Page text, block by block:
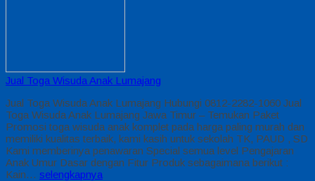
Jual Toga Wisuda Anak Lumajang
Jual Toga Wisuda Anak Lumajang Hubungi 0812-2282-1060 Jual
Toga Wisuda Anak Lumajang Jawa Timur – Temukan Paket
Promosi toga wisuda anak komplet pada harga paling murah dan
memiliki kualitas terbaik, kami kasih untuk sekolah TK, PAUD , SD
Kami memberinya penawaran Special semua level Pengajaran
Anak Umur Dasar dengan Fitur Produk sebagaimana berikut :
Kain… selengkapnya